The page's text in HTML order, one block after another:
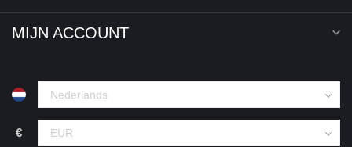
MIJN ACCOUNT
€